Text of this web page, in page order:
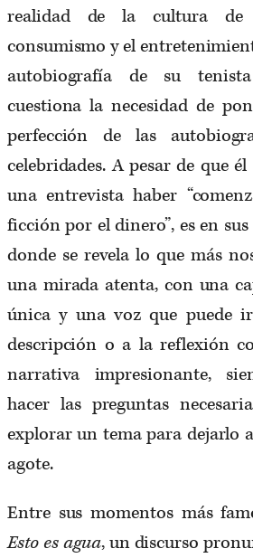
realidad de la cultura de
consumismo y el
autobiografía de su
cuestiona la necesidad de
perfección de las
celebridades. A pesar de que
una entrevista haber
ficción por el dinero”, es en
donde se revela lo que más
una mirada atenta, con una
única y una voz que puede
descripción o a la reflexión
narrativa impresionante,
hacer las preguntas
explorar un tema para dejarlo
agote.
Entre sus momentos más
Esto es agua, un discurso